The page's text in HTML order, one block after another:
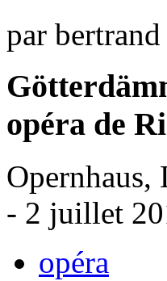
par
opéra de
Opernhaus,
- 2 juillet
opéra